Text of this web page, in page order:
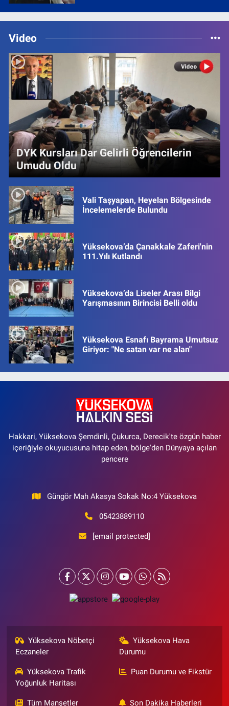
Video
DYK Kursları Dar Gelirli Öğrencilerin
Umudu Oldu
Vali Taşyapan, Heyelan Bölgesinde
İncelemelerde Bulundu
Yüksekova’da Çanakkale Zaferi'nin
111.Yılı Kutlandı
Yüksekova’da Liseler Arası Bilgi
Yarışmasının Birincisi Belli oldu
Yüksekova Esnafı Bayrama Umutsuz
Giriyor: "Ne satan var ne alan"
Hakkari, Yüksekova Şemdinli, Çukurca, Derecik'te özgün haber
içeriğiyle okuyucusuna hitap eden, bölge'den Dünyaya açılan
pencere
Güngör Mah Akasya Sokak No:4 Yüksekova
05423889110
[email protected]
Yüksekova Nöbetçi
Eczaneler
Yüksekova Hava
Durumu
Yüksekova Trafik
Yoğunluk Haritası
Puan Durumu ve Fikstür
Tüm Manşetler Son Dakika Haberleri